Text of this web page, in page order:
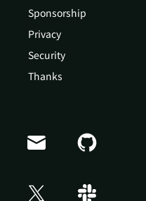
Sponsorship
Privacy
Security
Thanks
Doris Summit 26